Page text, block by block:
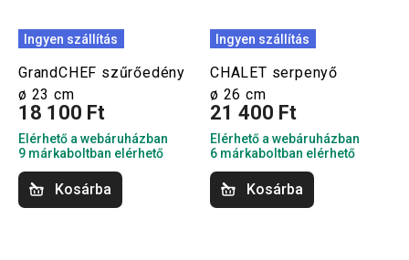
Ingyen szállítás
GrandCHEF szűrőedény
ø 23 cm
18 100 Ft
Elérhető a webáruházban
9 márkaboltban elérhető
Kosárba
Ingyen szállítás
CHALET serpenyő
ø 26 cm
21 400 Ft
Elérhető a webáruházban
6 márkaboltban elérhető
Kosárba